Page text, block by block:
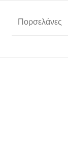
Πορσελάνες